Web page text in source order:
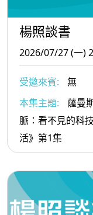
楊照談書
2026/07/27 (一)
受邀來賓:
無
本集主題:
薩曼
脈：看不見的科
活》第1集